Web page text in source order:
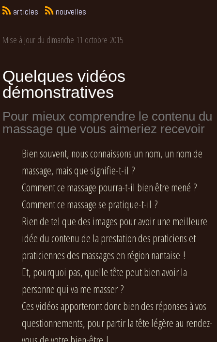
articles nouvelles
Mise à jour du dimanche 11 octobre 2015
Quelques vidéos
démonstratives
Pour mieux comprendre le contenu du
massage que vous aimeriez recevoir
Bien souvent, nous connaissons un nom, un nom de
massage, mais que signifie-t-il ?
Comment ce massage pourra-t-il bien être mené ?
Comment ce massage se pratique-t-il ?
Rien de tel que des images pour avoir une meilleure
idée du contenu de la prestation des praticiens et
praticiennes des massages en région nantaise !
Et, pourquoi pas, quelle tête peut bien avoir la
personne qui va me masser ?
Ces vidéos apporteront donc bien des réponses à vos
questionnements, pour partir la tête légère au rendez-